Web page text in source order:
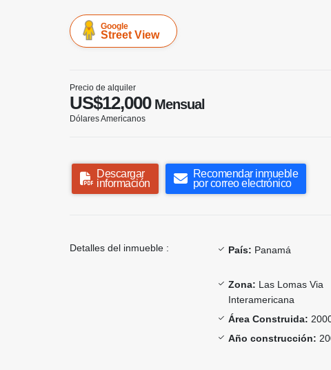
Google
Street View
Precio de alquiler
US$12,000Mensual
Dólares Americanos
Descargar
información
Recomendar inmueble
por correo electrónico
Detalles del inmueble : País: Panamá
Zona: Las Lomas Via
Interamericana
Área Construida:
Año construcción: